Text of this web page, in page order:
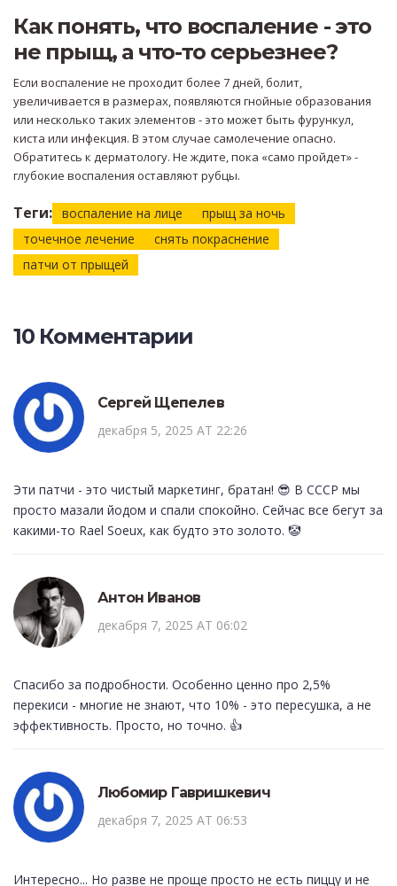
Как понять, что воспаление - это
не прыщ, а что-то серьезнее?
Если воспаление не проходит более 7 дней, болит,
увеличивается в размерах, появляются гнойные образования
или несколько таких элементов - это может быть фурункул,
киста или инфекция. В этом случае самолечение опасно.
Обратитесь к дерматологу. Не ждите, пока «само пройдет» -
глубокие воспаления оставляют рубцы.
Теги: воспаление на лице
прыщ за ночь
точечное лечение
снять покраснение
патчи от прыщей
10 Комментарии
Сергей Щепелев
декабря 5, 2025 AT 22:26
Эти патчи - это чистый маркетинг, братан! 😎 В СССР мы
просто мазали йодом и спали спокойно. Сейчас все бегут за
какими-то Rael Soeux, как будто это золото. 🤡
Антон Иванов
декабря 7, 2025 AT 06:02
Спасибо за подробности. Особенно ценно про 2,5%
перекиси - многие не знают, что 10% - это пересушка, а не
эффективность. Просто, но точно. 👍
Любомир Гавришкевич
декабря 7, 2025 AT 06:53
Интересно... Но разве не проще просто не есть пиццу и не